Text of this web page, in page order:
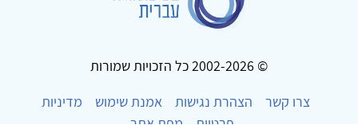
© 2002-2026 כל הזכויות שמורות
צרו קשר
הצהרת נגישות אמנת שימוש
מדיניות
פרטיות
מפת אתר